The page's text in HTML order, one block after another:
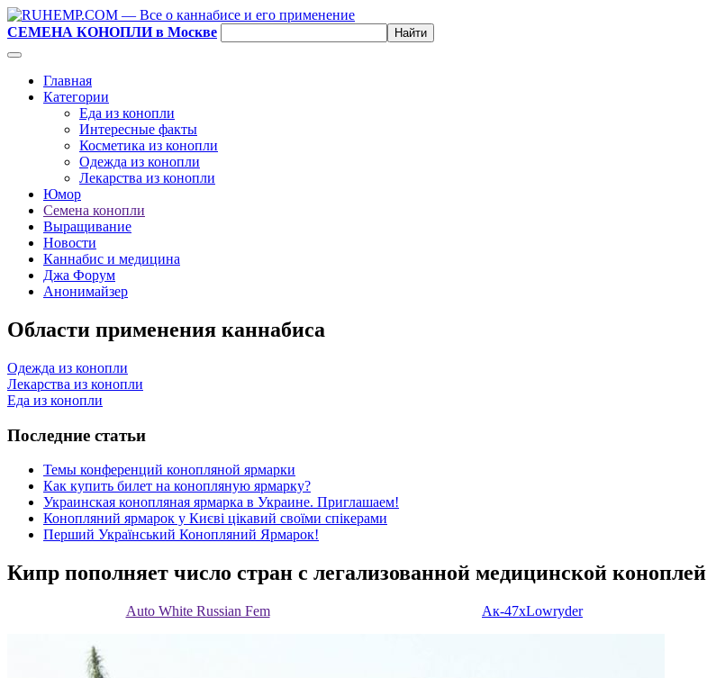
СЕМЕНА КОНОПЛИ в Москве
Главная
Категории
Еда из конопли
Интересные факты
Косметика из конопли
Одежда из конопли
Лекарства из конопли
Юмор
Семена конопли
Выращивание
Новости
Каннабис и медицина
Джа Форум
Анонимайзер
Области применения каннабиса
Одежда из конопли
Лекарства из конопли
Еда из конопли
Последние статьи
Темы конференций конопляной ярмарки
Как купить билет на конопляную ярмарку?
Украинская конопляная ярмарка в Украине. Приглашаем!
Конопляний ярмарок у Києві цікавий своїми спікерами
Перший Український Конопляний Ярмарок!
Кипр пополняет число стран с легализованной медицинской коноплей
Auto White Russian Fem Ак-47хLowryder